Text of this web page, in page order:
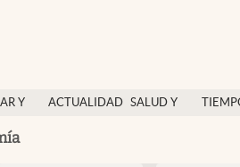
Y
ACTUALIDAD SALUD Y